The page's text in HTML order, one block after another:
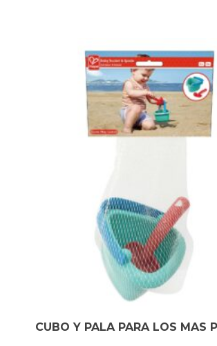
CUBO Y PALA PARA LOS MAS